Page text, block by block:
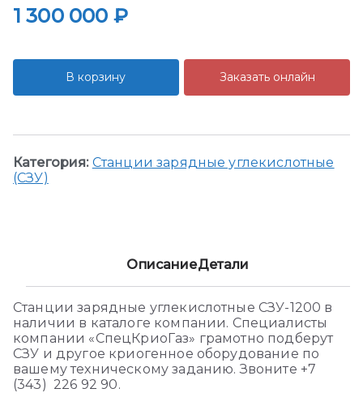
1 300 000 ₽
В корзину Заказать онлайн
Категория: Станции зарядные углекислотные
(СЗУ)
ОписаниеДетали
Станции зарядные углекислотные СЗУ-1200 в
наличии в каталоге компании. Специалисты
компании «СпецКриоГаз» грамотно подберут
СЗУ и другое криогенное оборудование по
вашему техническому заданию. Звоните +7
(343) 226 92 90.